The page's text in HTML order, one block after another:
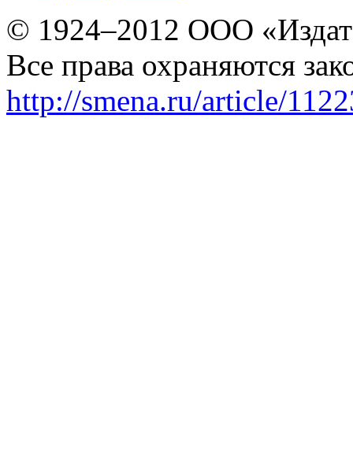
© 1924–2012 ООО
Все права охраняются
http://smena.ru/article/